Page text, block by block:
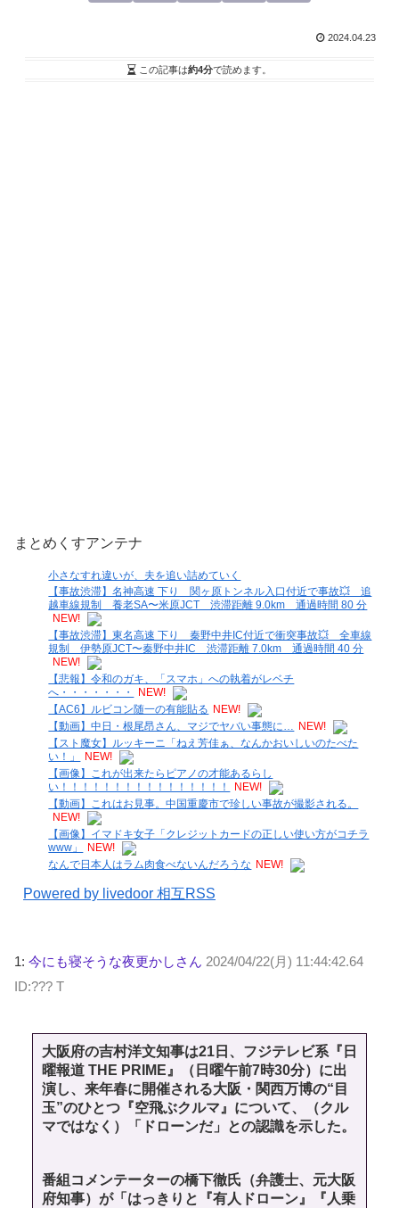
2024.04.23
この記事は約4分で読めます。
まとめくすアンテナ
小さなすれ違いが、夫を追い詰めていく
【事故渋滞】名神高速 下り 関ヶ原トンネル入口付近で事故💥 追
越車線規制 養老SA〜米原JCT 渋滞距離 9.0km 通過時間 80 分
NEW!
【事故渋滞】東名高速 下り 秦野中井IC付近で衝突事故💥 全車線
規制 伊勢原JCT〜秦野中井IC 渋滞距離 7.0km 通過時間 40 分
NEW!
【悲報】令和のガキ、「スマホ」への執着がレベチ
へ・・・・・・・
NEW!
【AC6】ルビコン随一の有能貼る NEW!
【動画】中日・根尾昂さん、マジでヤバい事態に…
NEW!
【スト魔女】ルッキーニ「ねえ芳佳ぁ、なんかおいしいのたべた
い！」
NEW!
【画像】これが出来たらピアノの才能あるらし
い！！！！！！！！！！！！！！！！
NEW!
【動画】これはお見事。中国重慶市で珍しい事故が撮影される。
NEW!
【画像】イマドキ女子「クレジットカードの正しい使い方がコチラ
www」
NEW!
なんで日本人はラム肉食べないんだろうな NEW!
Powered by livedoor 相互RSS
1: 今にも寝そうな夜更かしさん 2024/04/22(月) 11:44:42.64
ID:??? T
大阪府の吉村洋文知事は21日、フジテレビ系『日
曜報道 THE PRIME』（日曜午前7時30分）に出
演し、来年春に開催される大阪・関西万博の“目
玉”のひとつ『空飛ぶクルマ』について、（クル
マではなく）「ドローンだ」との認識を示した。
番組コメンテーターの橋下徹氏（弁護士、元大阪
府知事）が「はっきりと『有人ドローン』『人乗